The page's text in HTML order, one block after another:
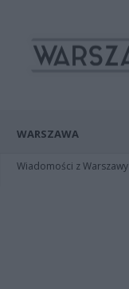
WARSZAWA
Wiadomości z Warszawy